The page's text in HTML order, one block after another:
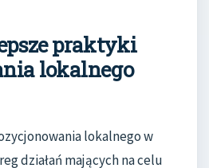
praktyki
lokalnego
lokalnego w
działań mających na celu